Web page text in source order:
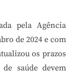
pela Agência
de 2024 e com
os prazos
saúde devem